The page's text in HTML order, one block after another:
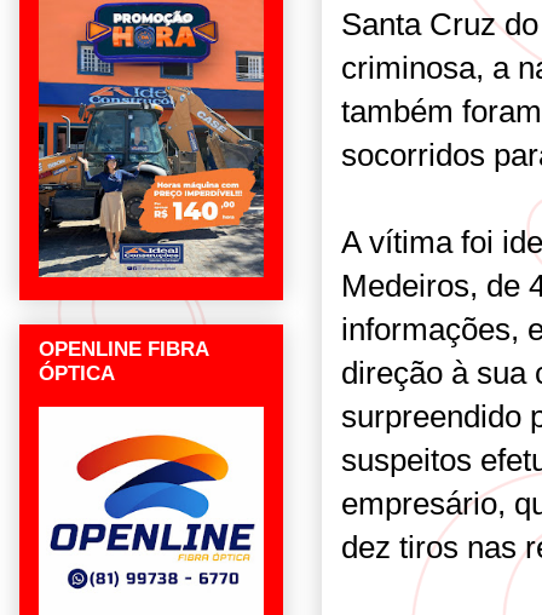
Santa Cruz
criminosa, a
também
socorridos
A vítima foi
Medeiros, de
informações,
direção à sua
surpreendido
suspeitos
empresário,
dez tiros nas
OPENLINE FIBRA
ÓPTICA